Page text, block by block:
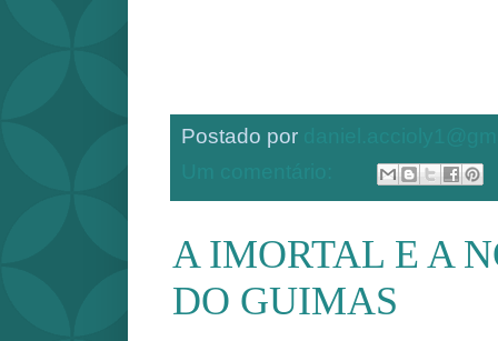
Postado por
A IMORTAL E A
DO GUIMAS